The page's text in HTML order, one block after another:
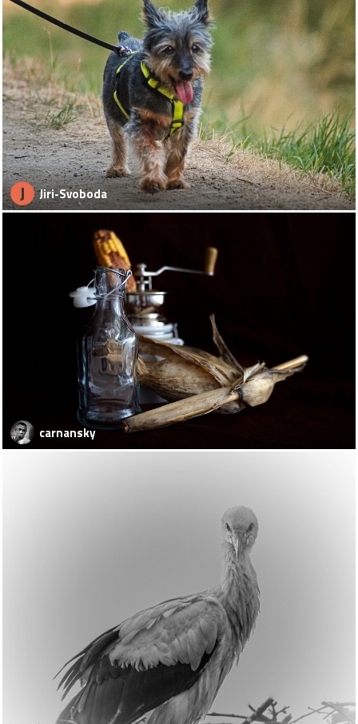
J Jiri-Svoboda
carnansky